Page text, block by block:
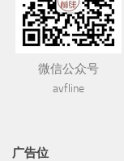
微信公众号
avfline
广告位